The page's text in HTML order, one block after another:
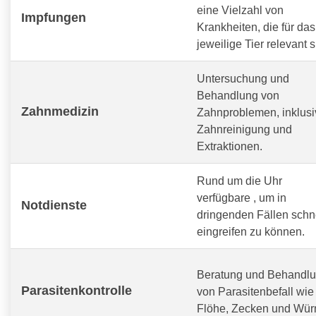
Impfungen
eine Vielzahl von
Krankheiten, die für das
jeweilige Tier relevant
Zahnmedizin
Untersuchung und
Behandlung von
Zahnproblemen,
Zahnreinigung und
Extraktionen.
Notdienste
Rund um die Uhr
verfügbare , um in
dringenden Fällen
eingreifen zu können.
Parasitenkontrolle
Beratung und
von Parasitenbefall wie
Flöhe, Zecken und